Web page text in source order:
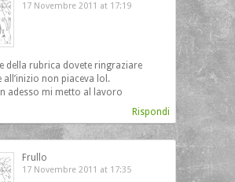
17 Novembre 2011 at 17:19
della rubrica dovete ringraziare
all’inizio non piaceva lol.
adesso mi metto al lavoro
Rispondi
Frullo
17 Novembre 2011 at 17:35